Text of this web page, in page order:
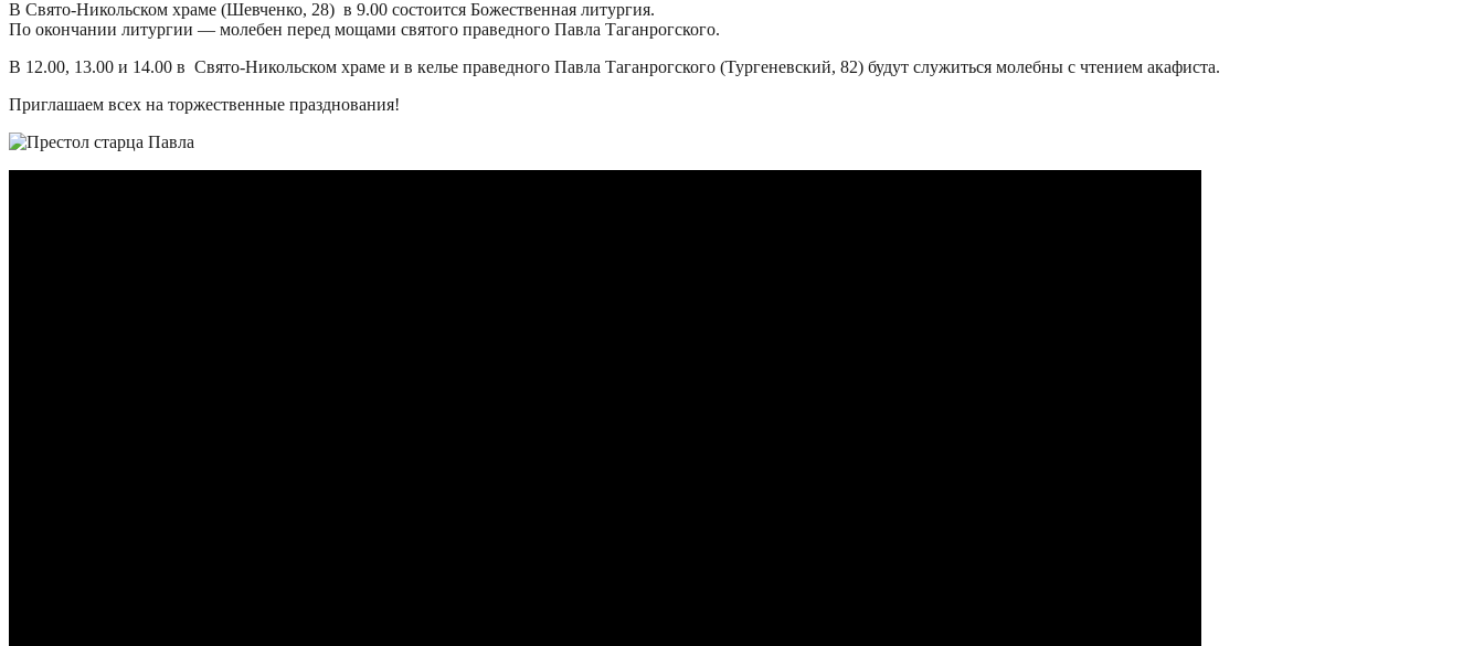
В Свято-Никольском храме (Шевченко, 28) в 9.00 состоится Божественная литургия.
По окончании литургии — молебен перед мощами святого праведного Павла Таганрогского.
В 12.00, 13.00 и 14.00 в Свято-Никольском храме и в келье праведного Павла Таганрогского (Тургеневский, 82) будут служиться молебны с чтением акафиста.
Приглашаем всех на торжественные празднования!